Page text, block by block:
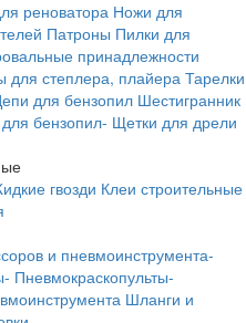
реноватора Ножи для
Патроны Пилки для
принадлежности
для степлера, плайера Тарелки
для бензопил Шестигранник
бензопил- Щетки для дрели
гвозди Клеи строительные
и пневмоинструмента-
Пневмокраскопульты-
Шланги и